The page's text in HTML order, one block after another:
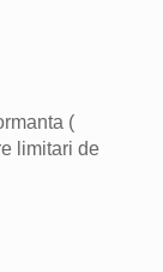
(
limitari de